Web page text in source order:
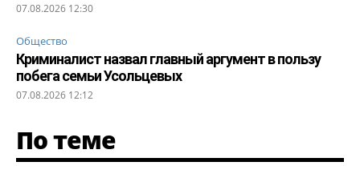
07.08.2026 12:30
Общество
Криминалист назвал главный аргумент в пользу
побега семьи Усольцевых
07.08.2026 12:12
По теме